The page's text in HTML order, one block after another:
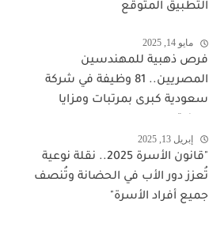
التطبيق المتوقع
مايو 14, 2025
فرص ذهبية للمهندسين
المصريين.. 81 وظيفة في شركة
سعودية كبرى بمرتبات ومزايا
إبريل 13, 2025
"قانون الأسرة 2025.. نقلة نوعية
تُعزز دور الأب في الحضانة وتُنصف
جميع أفراد الأسرة"